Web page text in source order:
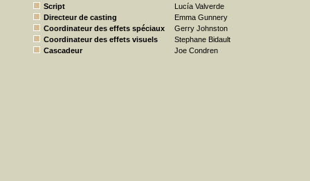
Script
Lucía Valverde
Directeur de casting
Emma Gunnery
Coordinateur des effets spéciaux
Gerry Johnston
Coordinateur des effets visuels
Stephane Bidault
Cascadeur
Joe Condren